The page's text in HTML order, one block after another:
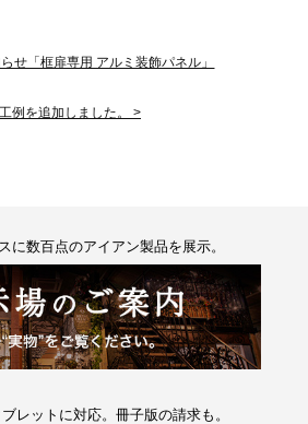
せ「框扉専用 アルミ装飾パネル」
例を追加しました。 >
に数百点のアイアン製品を展示。
レットに対応。冊子版の請求も。